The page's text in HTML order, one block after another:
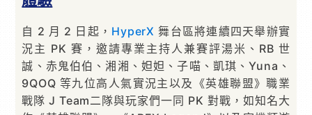
自 2 月 2 日起， HyperX 舞台區將連續四天舉辦實
況主 PK 賽，邀請專業主持人兼賽評湯米、RB 世
誠、赤鬼伯伯、湘湘、妲妲、子喵、凱琪、Yuna、
9QOQ 等九位高人氣實況主以及《英雄聯盟》職業
戰隊 J Team二隊與玩家們一同 PK 對戰，如知名大